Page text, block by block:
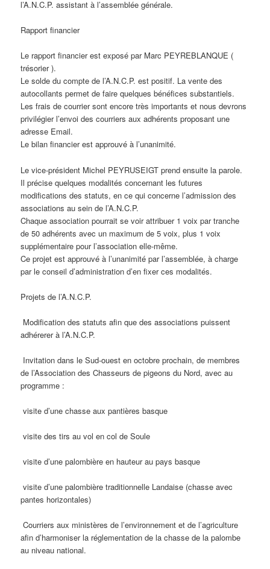
l’A.N.C.P. assistant à l’assemblée générale.
Rapport financier
Le rapport financier est exposé par Marc PEYREBLANQUE (
trésorier ).
Le solde du compte de l’A.N.C.P. est positif. La vente des
autocollants permet de faire quelques bénéfices substantiels.
Les frais de courrier sont encore très importants et nous devrons
privilégier l’envoi des courriers aux adhérents proposant une
adresse Email.
Le bilan financier est approuvé à l’unanimité.
Le vice-président Michel PEYRUSEIGT prend ensuite la parole.
Il précise quelques modalités concernant les futures
modifications des statuts, en ce qui concerne l’admission des
associations au sein de l’A.N.C.P.
Chaque association pourrait se voir attribuer 1 voix par tranche
de 50 adhérents avec un maximum de 5 voix, plus 1 voix
supplémentaire pour l’association elle-même.
Ce projet est approuvé à l’unanimité par l’assemblée, à charge
par le conseil d’administration d’en fixer ces modalités.
Projets de l’A.N.C.P.
Modification des statuts afin que des associations puissent
adhérerer à l’A.N.C.P.
Invitation dans le Sud-ouest en octobre prochain, de membres
de l’Association des Chasseurs de pigeons du Nord, avec au
programme :
visite d’une chasse aux pantières basque
visite des tirs au vol en col de Soule
visite d’une palombière en hauteur au pays basque
visite d’une palombière traditionnelle Landaise (chasse avec
pantes horizontales)
Courriers aux ministères de l’environnement et de l’agriculture
afin d’harmoniser la réglementation de la chasse de la palombe
au niveau national.